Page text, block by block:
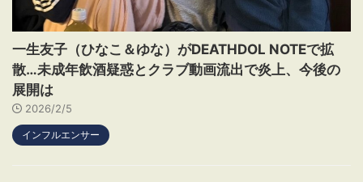
一生友子（ひなこ＆ゆな）がDEATHDOL NOTEで拡
散…未成年飲酒疑惑とクラブ動画流出で炎上、今後の
展開は
2026/2/5
インフルエンサー